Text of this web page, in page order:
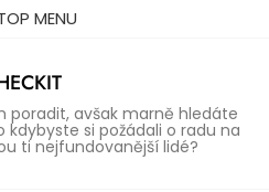
MENU
poradit, avšak marně hledáte
si požádali o radu na
ti nejfundovanější lidé?